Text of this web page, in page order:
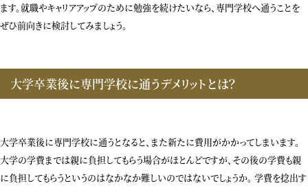
ます。就職やキャリアアップのために勉強を続けたいなら、専門学校へ通うことを
ぜひ前向きに検討してみましょう。
大学卒業後に専門学校に通うデメリットとは？
大学卒業後に専門学校に通うとなると、また新たに費用がかかってしまいます。
大学の学費までは親に負担してもらう場合がほとんどですが、その後の学費も親
に負担してもらうというのはなかなか難しいのではないでしょうか。 学費を捻出す